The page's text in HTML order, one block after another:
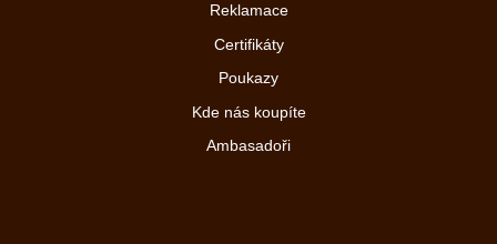
Reklamace
Certifikáty
Poukazy
Kde nás koupíte
Ambasadoři